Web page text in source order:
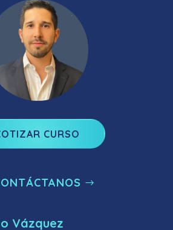
CURSO
Vázquez